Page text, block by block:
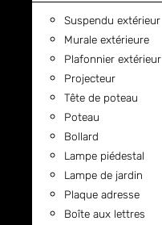
Suspendu extérieur
Murale extérieure
Plafonnier extérieur
Projecteur
Tête de poteau
Poteau
Bollard
Lampe piédestal
Lampe de jardin
Plaque adresse
Boîte aux lettres